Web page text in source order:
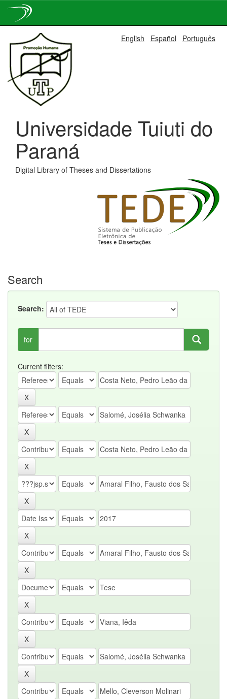
navigation
English Español Português
Universidade Tuiuti do
Paraná
Digital Library of Theses and Dissertations
Search
Search:
for
Current filters: